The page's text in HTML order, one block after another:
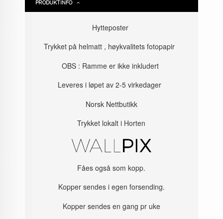
PRODUKTINFO
Hytteposter
Trykket på helmatt , høykvalitets fotopapir
OBS : Ramme er ikke inkludert
Leveres i løpet av 2-5 virkedager
Norsk Nettbutikk
Trykket lokalt i Horten
Fåes også som kopp.
Kopper sendes i egen forsending.
Kopper sendes en gang pr uke